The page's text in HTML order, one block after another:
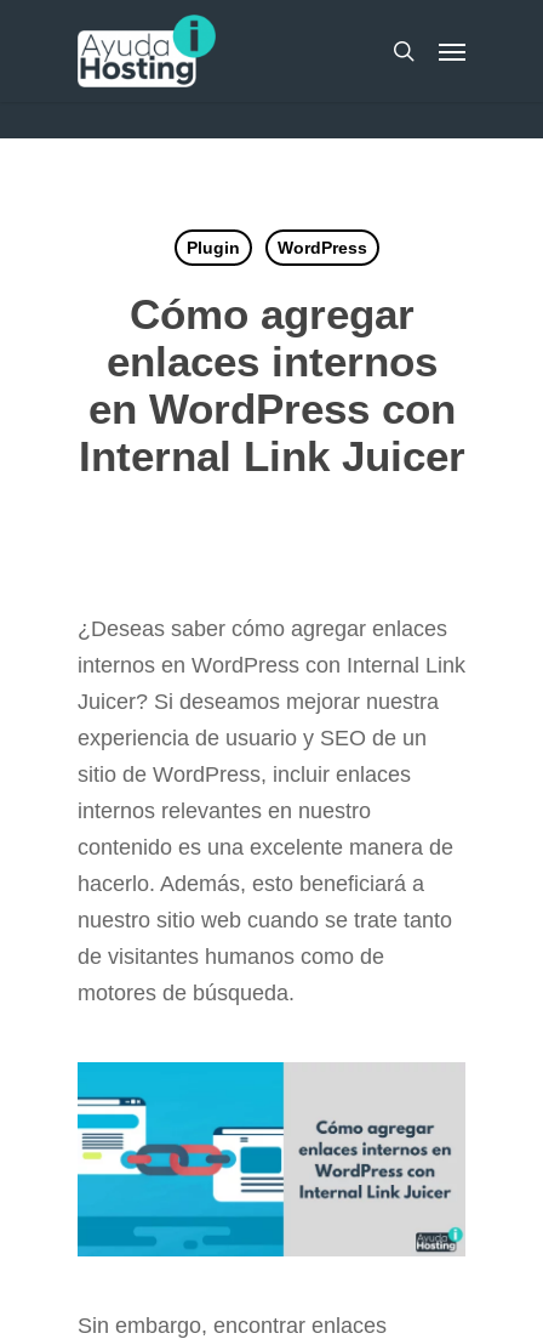
search
Menu
Plugin WordPress
Cómo agregar
enlaces internos
en WordPress con
Internal Link Juicer
¿Deseas saber cómo agregar enlaces
internos en WordPress con Internal Link
Juicer? Si deseamos mejorar nuestra
experiencia de usuario y SEO de un
sitio de WordPress, incluir enlaces
internos relevantes en nuestro
contenido es una excelente manera de
hacerlo. Además, esto beneficiará a
nuestro sitio web cuando se trate tanto
de visitantes humanos como de
motores de búsqueda.
Sin embargo, encontrar enlaces